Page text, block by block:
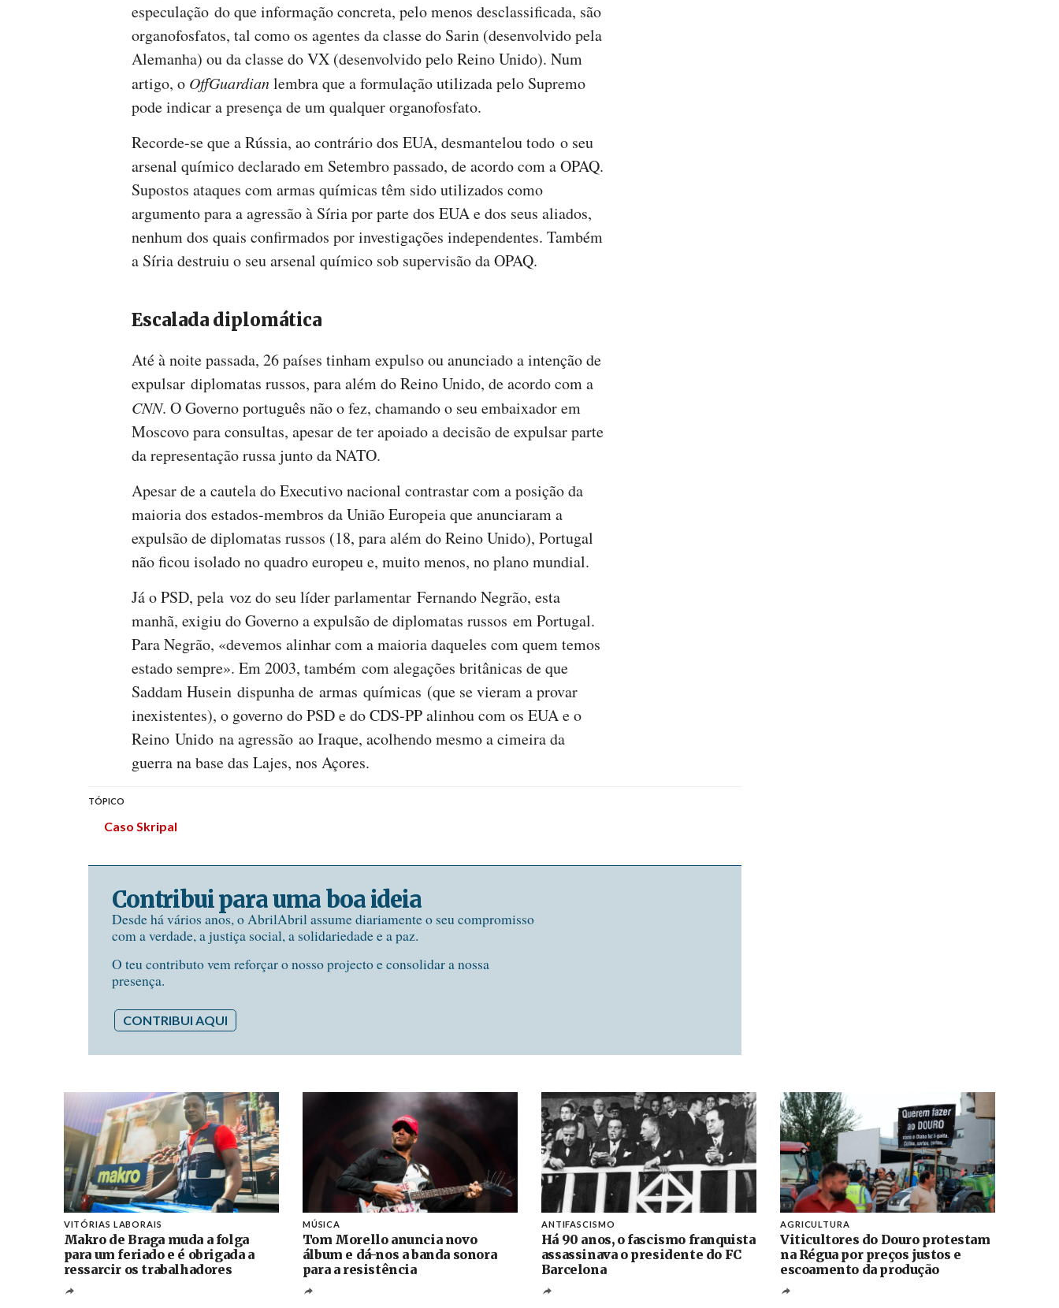
especulação do que informação concreta, pelo menos desclassificada, são
organofosfatos, tal como os agentes da classe do Sarin (desenvolvido pela
Alemanha) ou da classe do VX (desenvolvido pelo Reino Unido). Num
artigo, o OffGuardianlembra que a formulação utilizada pelo Supremo
pode indicar a presença de um qualquer organofosfato.
Recorde-se que a Rússia, ao contrário dos EUA, desmantelou todo o seu
arsenal químico declarado em Setembro passado, de acordo com a OPAQ.
Supostos ataques com armas químicas têm sido utilizados como
argumento para a agressão à Síria por parte dos EUA e dos seus aliados,
nenhum dos quais confirmados por investigações independentes. Também
a Síria destruiu o seu arsenal químico sob supervisão da OPAQ.
Escalada diplomática
Até à noite passada, 26 países tinham expulso ou anunciado a intenção de
expulsar diplomatas russos, para além do Reino Unido, de acordo com a
CNN. O Governo português não o fez, chamando o seu embaixador em
Moscovo para consultas, apesar de ter apoiado a decisão de expulsar parte
da representação russa junto da NATO.
Apesar de a cautela do Executivo nacional contrastar com a posição da
maioria dos estados-membros da União Europeia que anunciaram a
expulsão de diplomatas russos (18, para além do Reino Unido), Portugal
não ficou isolado no quadro europeu e, muito menos, no plano mundial.
Já o PSD, pela voz do seu líder parlamentar Fernando Negrão, esta
manhã, exigiu do Governo a expulsão de diplomatas russos em Portugal.
Para Negrão, «devemos alinhar com a maioria daqueles com quem temos
estado sempre». Em 2003, também com alegações britânicas de que
Saddam Husein dispunha de armas químicas (que se vieram a provar
inexistentes), o governo do PSD e do CDS-PP alinhou com os EUA e o
Reino Unido na agressão ao Iraque, acolhendo mesmo a cimeira da
guerra na base das Lajes, nos Açores.
TÓPICO
Caso Skripal
Contribui para uma boa ideia
Desde há vários anos, o AbrilAbril assume diariamente o seu compromisso
com a verdade, a justiça social, a solidariedade e a paz.
O teu contributo vem reforçar o nosso projecto e consolidar a nossa
presença.
CONTRIBUI AQUI
VITÓRIAS LABORAIS
Makro de Braga muda a folga
para um feriado e é obrigada a
ressarcir os trabalhadores
MÚSICA
Tom Morello anuncia novo
álbum e dá-nos a banda sonora
para a resistência
ANTIFASCISMO
Há 90 anos, o fascismo franquista
assassinava o presidente do FC
Barcelona
AGRICULTURA
Viticultores do Douro protestam
na Régua por preços justos e
escoamento da produção